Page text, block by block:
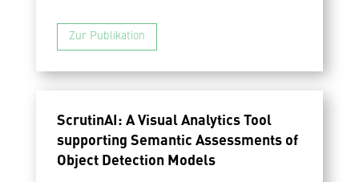
Zur Publikation
ScrutinAI: A Visual Analytics Tool
supporting Semantic Assessments of
Object Detection Models